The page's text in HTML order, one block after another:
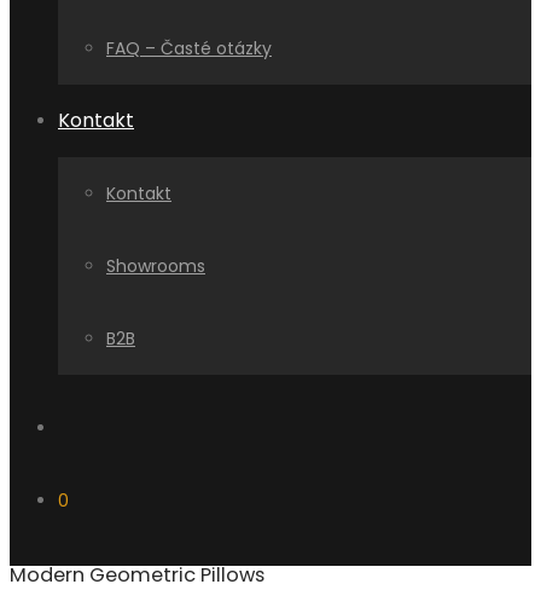
FAQ – Časté otázky
Kontakt
Kontakt
Showrooms
B2B
0
Modern Geometric Pillows